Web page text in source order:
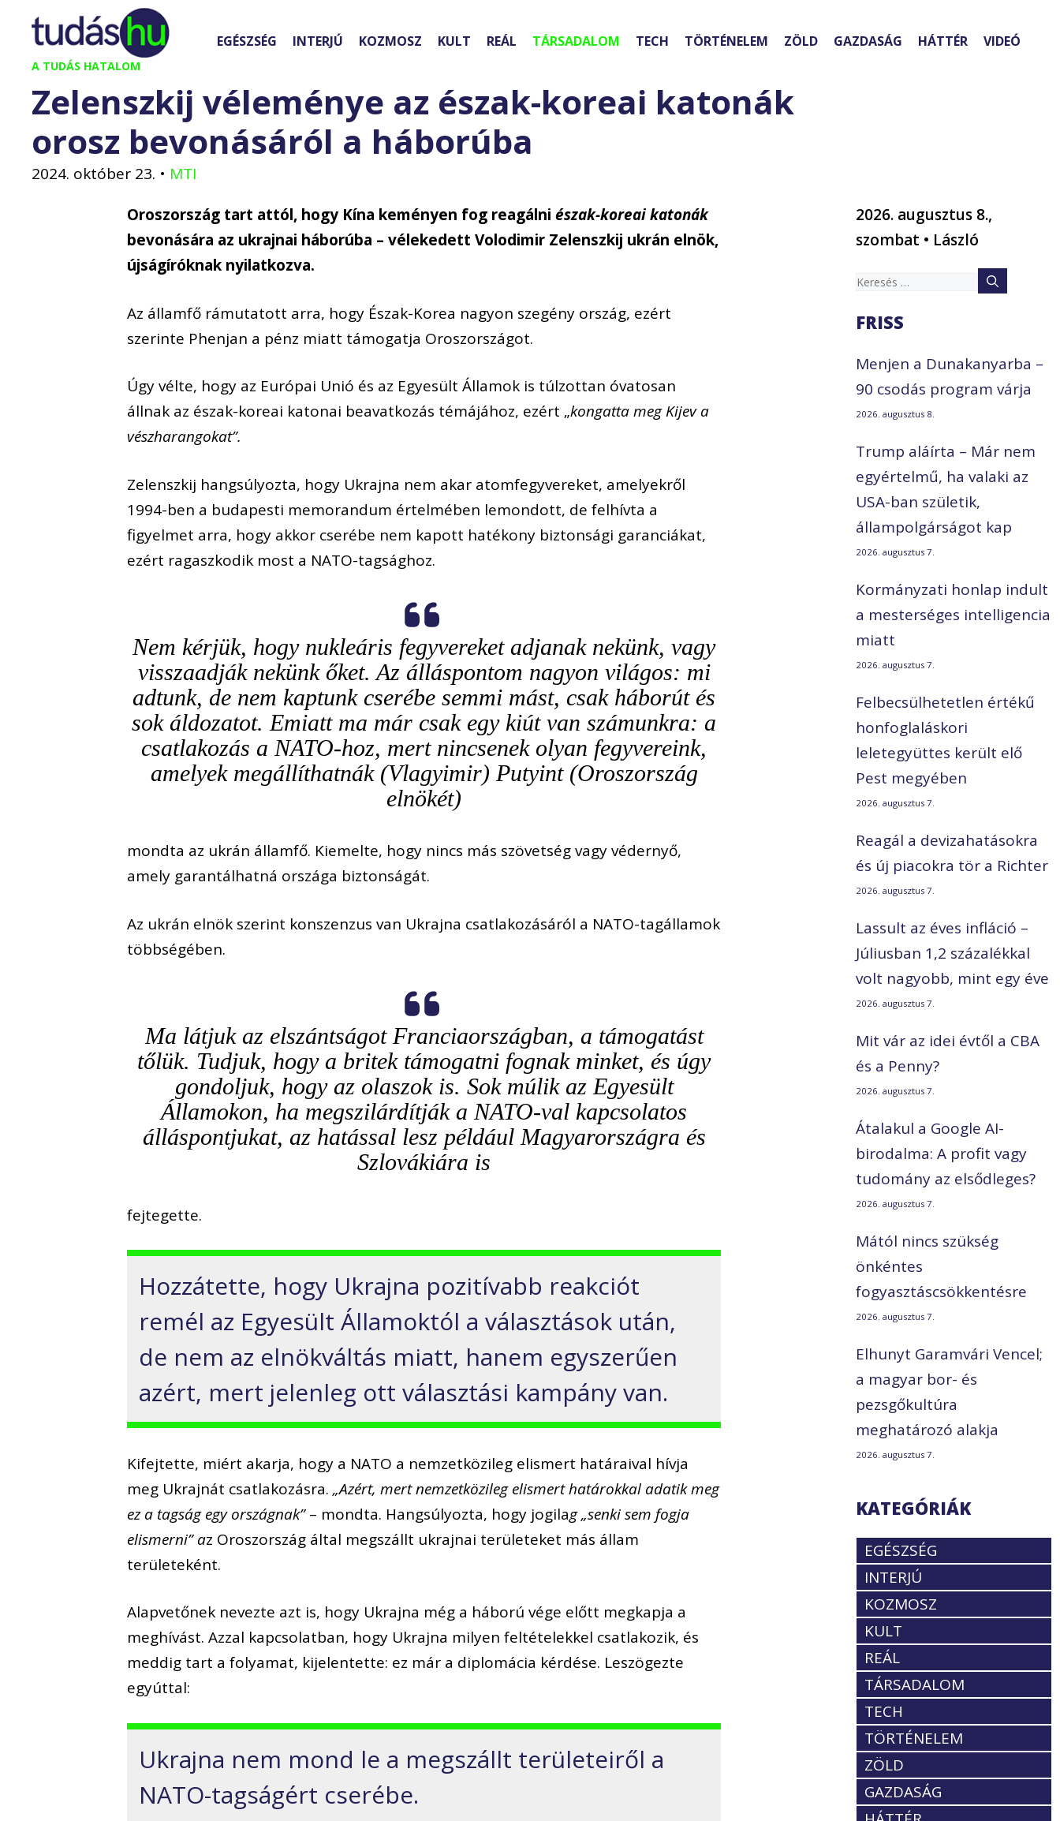
Kilépés
tartalomba
A TUDÁS HATALOM
EGÉSZSÉG INTERJÚ KOZMOSZ KULT REÁL TÁRSADALOM TECH TÖRTÉNELEM ZÖLD GAZDASÁG HÁTTÉR VIDEÓ
Zelenszkij véleménye az észak-koreai katonák
orosz bevonásáról a háborúba
2024. október 23. • MTI
Oroszország tart attól, hogy Kína keményen fog reagálniészak-koreai katonák
bevonására az ukrajnai háborúba – vélekedett Volodimir Zelenszkij ukrán elnök,
újságíróknak nyilatkozva.
Az államfő rámutatott arra, hogy Észak-Korea nagyon szegény ország, ezért
szerinte Phenjan a pénz miatt támogatja Oroszországot.
Úgy vélte, hogy az Európai Unió és az Egyesült Államok is túlzottan óvatosan
állnak az észak-koreai katonai beavatkozás témájához, ezért „kongatta meg Kijev a
vészharangokat”.
Zelenszkij hangsúlyozta, hogy Ukrajna nem akar atomfegyvereket, amelyekről
1994-ben a budapesti memorandum értelmében lemondott, de felhívta a
figyelmet arra, hogy akkor cserébe nem kapott hatékony biztonsági garanciákat,
ezért ragaszkodik most a NATO-tagsághoz.
Nem kérjük, hogy nukleáris fegyvereket adjanak nekünk, vagy
visszaadják nekünk őket. Az álláspontom nagyon világos: mi
adtunk, de nem kaptunk cserébe semmi mást, csak háborút és
sok áldozatot. Emiatt ma már csak egy kiút van számunkra: a
csatlakozás a NATO-hoz, mert nincsenek olyan fegyvereink,
amelyek megállíthatnák (Vlagyimir) Putyint (Oroszország
elnökét)
mondta az ukrán államfő. Kiemelte, hogy nincs más szövetség vagy védernyő,
amely garantálhatná országa biztonságát.
Az ukrán elnök szerint konszenzus van Ukrajna csatlakozásáról a NATO-tagállamok
többségében.
Ma látjuk az elszántságot Franciaországban, a támogatást
tőlük. Tudjuk, hogy a britek támogatni fognak minket, és úgy
gondoljuk, hogy az olaszok is. Sok múlik az Egyesült
Államokon, ha megszilárdítják a NATO-val kapcsolatos
álláspontjukat, az hatással lesz például Magyarországra és
Szlovákiára is
fejtegette.
Hozzátette, hogy Ukrajna pozitívabb reakciót
remél az Egyesült Államoktól a választások után,
de nem az elnökváltás miatt, hanem egyszerűen
azért, mert jelenleg ott választási kampány van.
Kifejtette, miért akarja, hogy a NATO a nemzetközileg elismert határaival hívja
meg Ukrajnát csatlakozásra.„Azért, mert nemzetközileg elismert határokkal adatik meg
ez a tagság egy országnak”– mondta. Hangsúlyozta, hogy jogilag „senki sem fogja
elismerni” az Oroszország által megszállt ukrajnai területeket más állam
területeként.
Alapvetőnek nevezte azt is, hogy Ukrajna még a háború vége előtt megkapja a
meghívást. Azzal kapcsolatban, hogy Ukrajna milyen feltételekkel csatlakozik, és
meddig tart a folyamat, kijelentette: ez már a diplomácia kérdése. Leszögezte
egyúttal:
Ukrajna nem mond le a megszállt területeiről a
NATO-tagságért cserébe.
2026. augusztus 8.,
szombat • László
Keresés:
FRISS
Menjen a Dunakanyarba –
90 csodás program várja
2026. augusztus 8.
Trump aláírta – Már nem
egyértelmű, ha valaki az
USA-ban születik,
állampolgárságot kap
2026. augusztus 7.
Kormányzati honlap indult
a mesterséges intelligencia
miatt
2026. augusztus 7.
Felbecsülhetetlen értékű
honfoglaláskori
leletegyüttes került elő
Pest megyében
2026. augusztus 7.
Reagál a devizahatásokra
és új piacokra tör a Richter
2026. augusztus 7.
Lassult az éves infláció –
Júliusban 1,2 százalékkal
volt nagyobb, mint egy éve
2026. augusztus 7.
Mit vár az idei évtől a CBA
és a Penny?
2026. augusztus 7.
Átalakul a Google AI-
birodalma: A profit vagy
tudomány az elsődleges?
2026. augusztus 7.
Mától nincs szükség
önkéntes
fogyasztáscsökkentésre
2026. augusztus 7.
Elhunyt Garamvári Vencel;
a magyar bor- és
pezsgőkultúra
meghatározó alakja
2026. augusztus 7.
KATEGÓRIÁK
EGÉSZSÉG
INTERJÚ
KOZMOSZ
KULT
REÁL
TÁRSADALOM
TECH
TÖRTÉNELEM
ZÖLD
GAZDASÁG